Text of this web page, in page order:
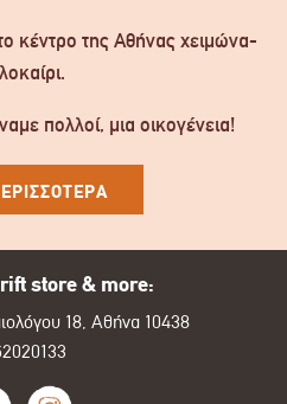
κέντρο της Αθήνας χειμώνα-
πολλοί, μια οικογένεια!
store & more:
18, Αθήνα 10438